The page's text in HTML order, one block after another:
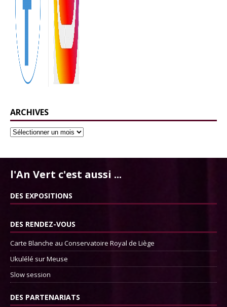
ARCHIVES
l'An Vert c'est aussi ...
DES EXPOSITIONS
DES RENDEZ-VOUS
Carte Blanche au Conservatoire Royal de Liège
Ukulélé sur Meuse
Slow session
DES PARTENARIATS